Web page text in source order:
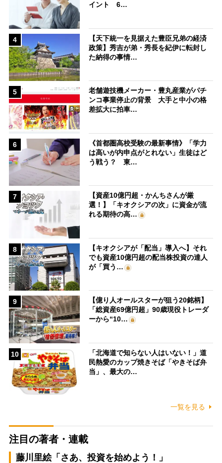
イント 6…
4
【天下統一を見据えた豊臣兄弟の経済
政策】秀吉が弟・秀長を紀伊に転封し
た納得の事情…
5
老舗遊技機メーカー・豊丸産業がパチ
ンコ事業停止の背景 大手と中小の格
差拡大に拍車…
6
《首都圏高校受験の最新事情》「学力
は高いが内申点がとれない」生徒はど
う戦う？ 東…
7
【資産10億円超・かんちさんが厳
選！】「キオクシアの次」に資金が流
れる期待の高…
8
【キオクシアが「配当」導入へ】それ
でも資産10億円超の配当株投資の達人
が「買う…
9
【億り人オールスターが狙う20銘柄】
「総資産69億円超」90歳現役トレーダ
ーから“10…
10
「北海道で知らない人はいない！」道
民熱愛のカップ焼きそば「やきそば弁
当」、最大の…
一覧を見る
注目の著者・連載
藤川里絵「さあ、投資を始めよう！」